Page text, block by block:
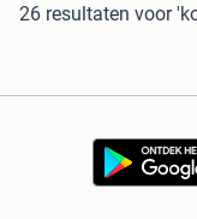
26 resultaten voor